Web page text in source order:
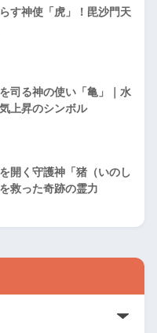
す神使「虎」！毘沙門天
司る神の使い「亀」｜水
上昇のシンボル
開く守護神「猪（いのし
救った奇跡の霊力